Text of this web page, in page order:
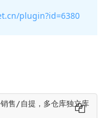
plugin?id=6380
售/自提，多仓库独立库